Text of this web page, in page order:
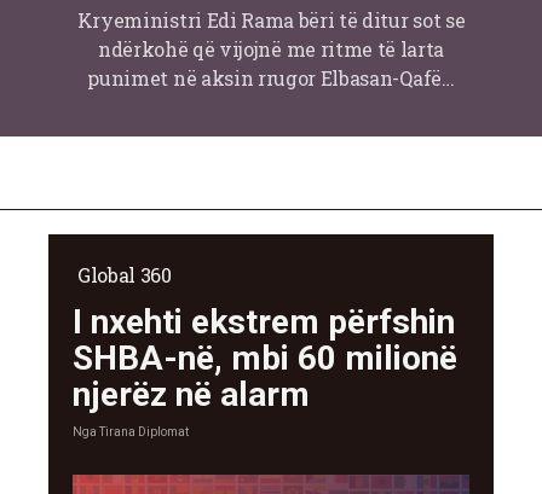
Kryeministri Edi Rama bëri të ditur sot se
ndërkohë që vijojnë me ritme të larta
punimet në aksin rrugor Elbasan-Qafë…
Global 360
I nxehti ekstrem përfshin
SHBA-në, mbi 60 milionë
njerëz në alarm
NgaTirana Diplomat